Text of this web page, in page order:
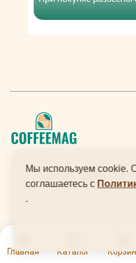
Главная Каталог
Мы используем cookie.
соглашаетесь с
.